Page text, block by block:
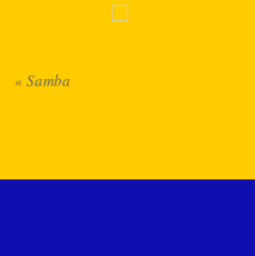
« Samba